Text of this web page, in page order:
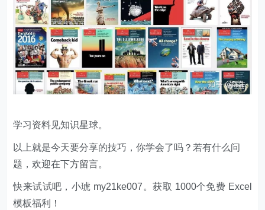
学习资料见知识星球。
以上就是今天要分享的技巧，你学会了吗？若有什么问
题，欢迎在下方留言。
快来试试吧，小琥 my21ke007。获取 1000个免费 Excel
模板福利​​​​！